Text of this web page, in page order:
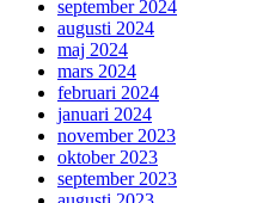
september 2024
augusti 2024
maj 2024
mars 2024
februari 2024
januari 2024
november 2023
oktober 2023
september 2023